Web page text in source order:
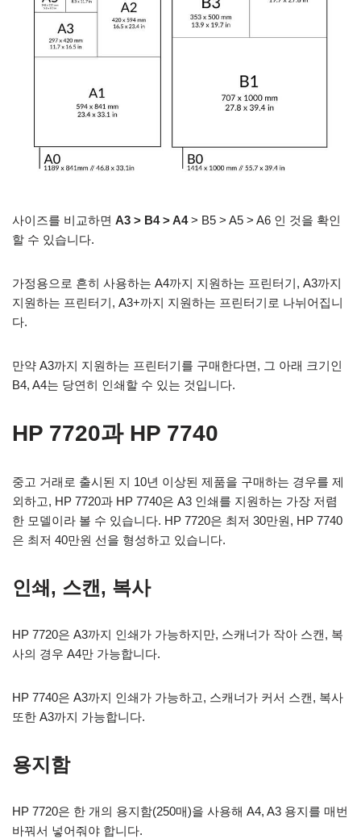
사이즈를 비교하면 A3 > B4 > A4> B5 > A5 > A6 인 것을 확인
할 수 있습니다.
가정용으로 흔히 사용하는 A4까지 지원하는 프린터기, A3까지
지원하는 프린터기, A3+까지 지원하는 프린터기로 나뉘어집니
다.
만약 A3까지 지원하는 프린터기를 구매한다면, 그 아래 크기인
B4, A4는 당연히 인쇄할 수 있는 것입니다.
HP 7720과 HP 7740
중고 거래로 출시된 지 10년 이상된 제품을 구매하는 경우를 제
외하고, HP 7720과 HP 7740은 A3 인쇄를 지원하는 가장 저렴
한 모델이라 볼 수 있습니다. HP 7720은 최저 30만원, HP 7740
은 최저 40만원 선을 형성하고 있습니다.
인쇄, 스캔, 복사
HP 7720은 A3까지 인쇄가 가능하지만, 스캐너가 작아 스캔, 복
사의 경우 A4만 가능합니다.
HP 7740은 A3까지 인쇄가 가능하고, 스캐너가 커서 스캔, 복사
또한 A3까지 가능합니다.
용지함
HP 7720은 한 개의 용지함(250매)을 사용해 A4, A3 용지를 매번
바꿔서 넣어줘야 합니다.